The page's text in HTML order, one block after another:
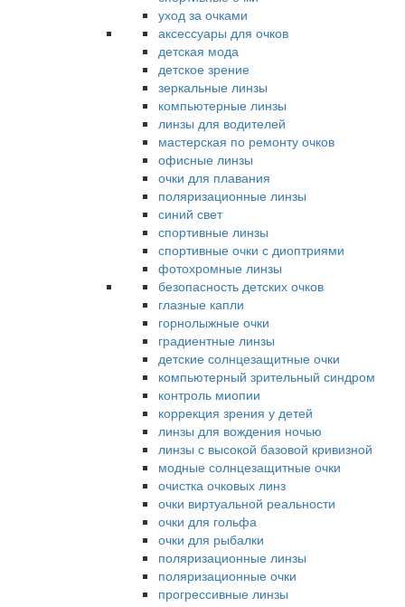
уход за очками
аксессуары для очков
детская мода
детское зрение
зеркальные линзы
компьютерные линзы
линзы для водителей
мастерская по ремонту очков
офисные линзы
очки для плавания
поляризационные линзы
синий свет
спортивные линзы
спортивные очки с диоптриями
фотохромные линзы
безопасность детских очков
глазные капли
горнолыжные очки
градиентные линзы
детские солнцезащитные очки
компьютерный зрительный синдром
контроль миопии
коррекция зрения у детей
линзы для вождения ночью
линзы с высокой базовой кривизной
модные солнцезащитные очки
очистка очковых линз
очки виртуальной реальности
очки для гольфа
очки для рыбалки
поляризационные линзы
поляризационные очки
прогрессивные линзы